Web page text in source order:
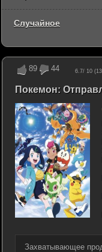
89 44 6.7/ 10 (
Покемон:
Захватывающее
Случайное